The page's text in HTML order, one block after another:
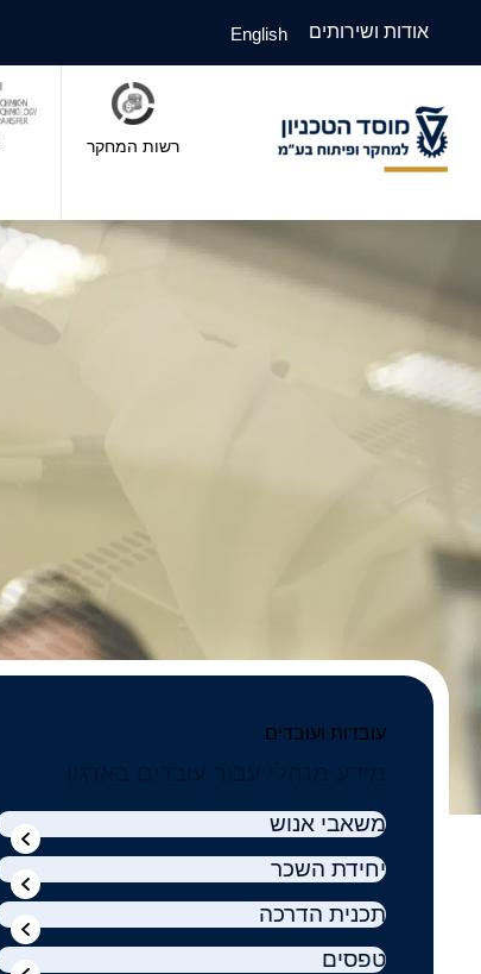
אודות ושירותים English
רשות המחקר
הטכניון
למחקר
ופיתוח
בע"מ
עובדות ועובדים
משאבי אנוש
יחידת השכר
תכנית הדרכה
טפסים